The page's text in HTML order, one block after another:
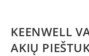
KEENWELL
AKIŲ